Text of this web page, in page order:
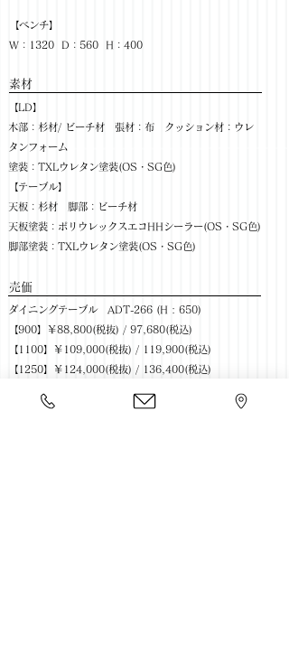
【ベンチ】
W：1320 D：560 H：400
​素材
【LD】
木部：杉材/ ビーチ材 張材：布 クッション材：ウレ
タンフォーム
塗装：TXLウレタン塗装(OS・SG色)
【テーブル】
天板：杉材 脚部：ビーチ材
天板塗装：ポリウレックスエコHHシーラー(OS・SG色)
脚部塗装：TXLウレタン塗装(OS・SG色)
​売価
ダイニングテーブル ADT-266 (H : 650)
【900】￥88,800(税抜) / 97,680(税込)
【1100】￥109,000(税抜) / 119,900(税込)
【1250】￥124,000(税抜) / 136,400(税込)
ダイニングテーブル ADT-266 (H : 700)